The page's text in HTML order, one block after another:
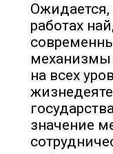
Ожидается,
работах
механизмы
на всех
значение